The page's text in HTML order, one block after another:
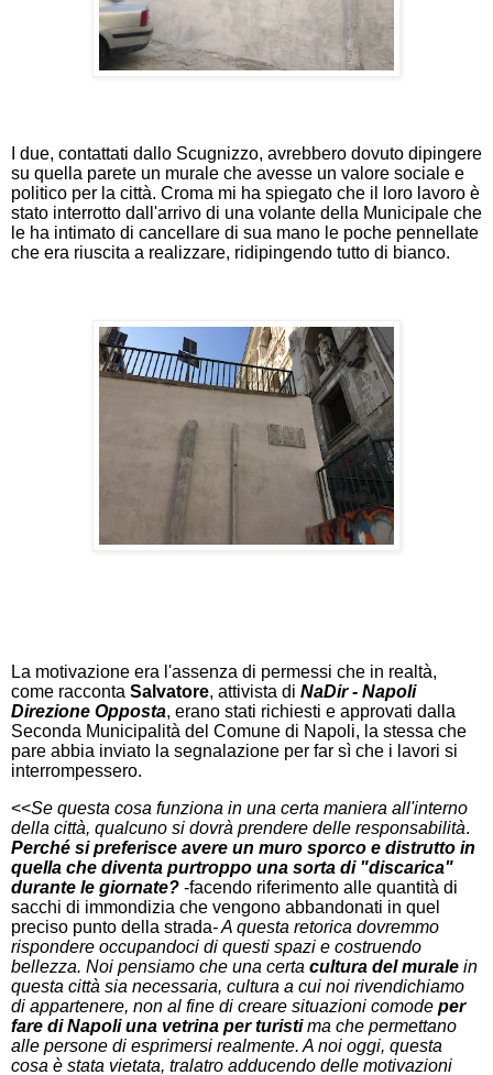
I due, contattati dallo Scugnizzo, avrebbero dovuto dipingere
su quella parete un murale che avesse un valore sociale e
politico per la città. Croma mi ha spiegato che il loro lavoro è
stato interrotto dall'arrivo di una volante della Municipale che
le ha intimato di cancellare di sua mano le poche pennellate
che era riuscita a realizzare, ridipingendo tutto di bianco.
La motivazione era l'assenza di permessi che in realtà,
come racconta Salvatore, attivista di NaDir - Napoli
Direzione Opposta, erano stati richiesti e approvati dalla
Seconda Municipalità del Comune di Napoli, la stessa che
pare abbia inviato la segnalazione per far sì che i lavori si
interrompessero.
<<Se questa cosa funziona in una certa maniera all'interno
della città, qualcuno si dovrà prendere delle responsabilità.
Perché si preferisce avere un muro sporco e distrutto in
quella che diventa purtroppo una sorta di "discarica"
durante le giornate? -facendo riferimento alle quantità di
sacchi di immondizia che vengono abbandonati in quel
preciso punto della strada- A questa retorica dovremmo
rispondere occupandoci di questi spazi e costruendo
bellezza. Noi pensiamo che una certa cultura del murale in
questa città sia necessaria, cultura a cui noi rivendichiamo
di appartenere, non al fine di creare situazioni comode per
fare di Napoli una vetrina per turistima che permettano
alle persone di esprimersi realmente. A noi oggi, questa
cosa è stata vietata, tralatro adducendo delle motivazioni